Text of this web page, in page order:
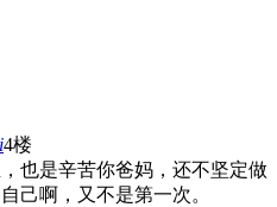
4楼
也是辛苦你爸妈，还不坚定做
己啊，又不是第一次。